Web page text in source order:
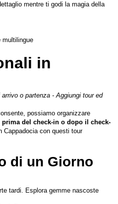
mentre ti godi la magia della
multilingue
in
o partenza - Aggiungi tour ed
possiamo organizzare
prima del check-in o dopo il check-
Cappadocia con questi tour
di un Giorno
tardi. Esplora gemme nascoste